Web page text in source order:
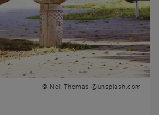
© Neil Thomas @unsplash.com